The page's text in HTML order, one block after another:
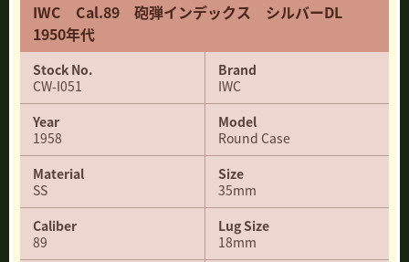
IWC Cal.89 砲弾インデックス シルバーDL
1950年代
Stock No.
CW-I051
Brand
IWC
Year
1958
Model
Round Case
Material
SS
Size
35mm
Caliber
89
Lug Size
18mm